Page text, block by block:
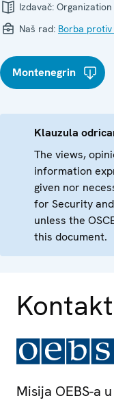
Izdavač:
Naš rad: Borba
Montenegrin
Klauzula
The views,
information
given nor
for Security
unless the
this document.
Kontakt
Misija OEBS-a